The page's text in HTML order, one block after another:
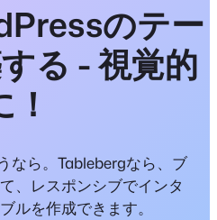
のテー
る - 視覚的
！
なら。Tablebergなら、ブ
、レスポンシブでインタ
ルを作成できます。